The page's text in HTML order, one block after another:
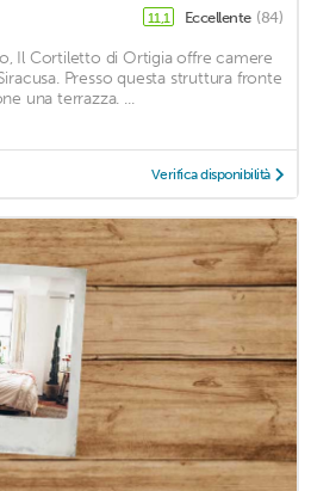
11,1 Eccellente (84)
Il Cortiletto di Ortigia offre camere
Presso questa struttura fronte
una terrazza. ...
Verifica disponibilità